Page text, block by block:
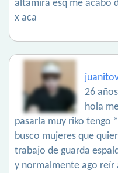
altamira esq me acabo
x aca
26
hola
pasarla muy riko tengo
busco mujeres que
trabajo de guarda
y normalmente ago reír